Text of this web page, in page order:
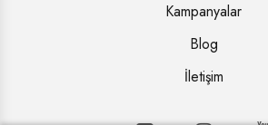
Kampanyalar
Blog
İletişim